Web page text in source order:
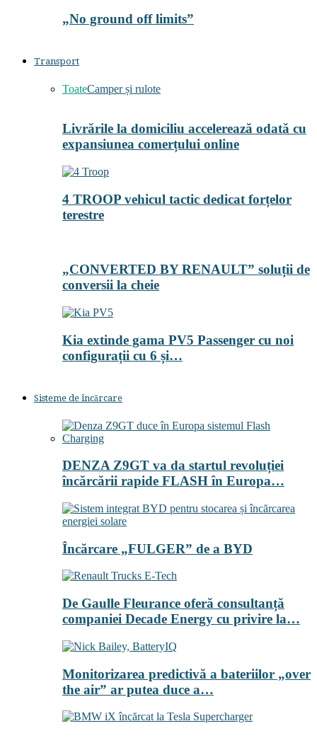
„No ground off limits”
Transport
ToateCamper și rulote
Livrările la domiciliu accelerează odată cu
expansiunea comerțului online
4 TROOP vehicul tactic dedicat forțelor
terestre
„CONVERTED BY RENAULT” soluții de
conversii la cheie
Kia extinde gama PV5 Passenger cu noi
configurații cu 6 și…
Sisteme de încărcare
DENZA Z9GT va da startul revoluției
încărcării rapide FLASH în Europa…
Încărcare „FULGER” de a BYD
De Gaulle Fleurance oferă consultanță
companiei Decade Energy cu privire la…
Monitorizarea predictivă a bateriilor „over
the air” ar putea duce a…